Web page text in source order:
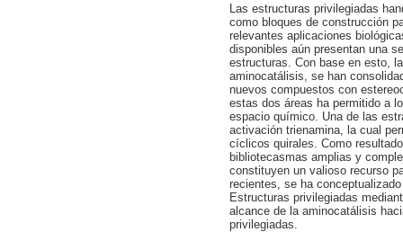
Las estructuras privilegiadas
como bloques de construcción
relevantes aplicaciones
disponibles aún presentan una
estructuras. Con base en esto,
aminocatálisis, se han
nuevos compuestos con
estas dos áreas ha permitido a
espacio químico. Una de las
activación trienamina, la cual
cíclicos quirales. Como
bibliotecasmas amplias y
constituyen un valioso recurso
recientes, se ha
Estructuras privilegiadas
alcance de la aminocatálisis
privilegiadas.